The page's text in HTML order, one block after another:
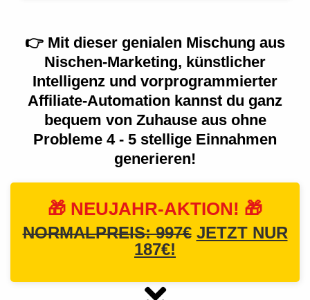
👉 Mit dieser genialen Mischung aus
Nischen-Marketing, künstlicher
Intelligenz und vorprogrammierter
Affiliate-Automation kannst du ganz
bequem von Zuhause aus ohne
Probleme 4 - 5 stellige Einnahmen
generieren!
🎁 NEUJAHR-AKTION! 🎁
NORMALPREIS: 997€ JETZT NUR
187€!